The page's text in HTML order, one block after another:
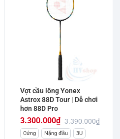
Vợt cầu lông Yonex
Astrox 88D Tour | Dễ chơi
hơn 88D Pro
3.390.000₫
Giá
3.300.000₫
Giá
Cứng Nặng đầu
3U